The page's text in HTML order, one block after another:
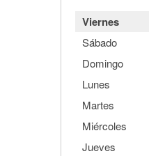
Viernes
Sábado
Domingo
Lunes
Martes
Miércoles
Jueves